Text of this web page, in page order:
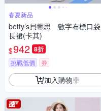
春夏新品
betty’s貝蒂思 數字布標口袋
長裙(卡其)
$942 8折
挑戰低價 券
加入購物車